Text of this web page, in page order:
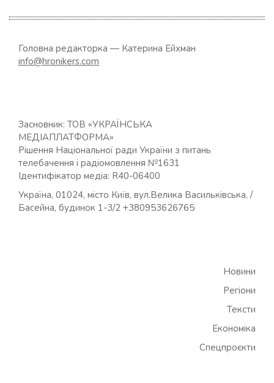
Головна редакторка — Катерина Ейхман
info@hronikers.com
Засновник: ТОВ «УКРАЇНСЬКА
МЕДІАПЛАТФОРМА»
Рішення Національної ради України з питань
телебачення і радіомовлення №1631
Ідентифікатор медіа: R40-06400
Україна, 01024, місто Київ, вул.Велика Васильківська, /
Басейна, будинок 1-3/2 +380953626765
Новини
Регіони
Тексти
Економіка
Спецпроєкти